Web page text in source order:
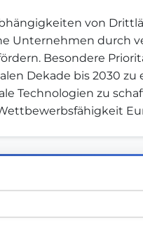
which lets citizens
and Europe.
von
Unternehmen durch
Besondere
Dekade bis 2030 zu
Technologien zu